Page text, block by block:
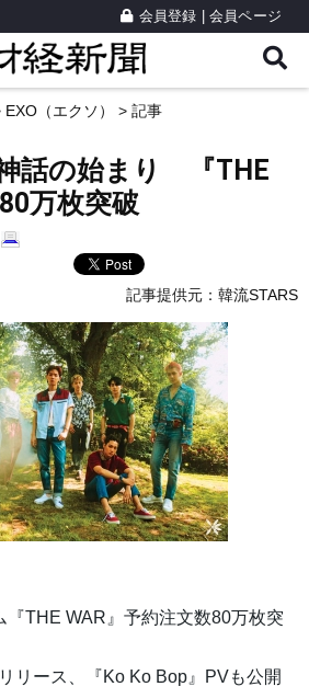
会員登録 会員ページ
EXO（エクソ） > 記事
話の始まり 『THE
万枚突破
記事提供元： 韓流STARS
『THE WAR』予約注文数80万枚突
リース、『Ko Ko Bop』PVも公開